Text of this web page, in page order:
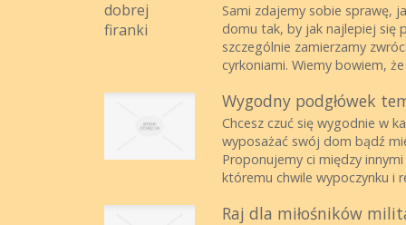
Sami zdajemy sobie sprawę,
domu tak, by jak najlepiej się
szczególnie zamierzamy
cyrkoniami. Wiemy bowiem,
Wygodny podgłówek
Chcesz czuć się wygodnie w
wyposażać swój dom bądź
Proponujemy ci między
któremu chwile wypoczynku i
Raj dla miłośników